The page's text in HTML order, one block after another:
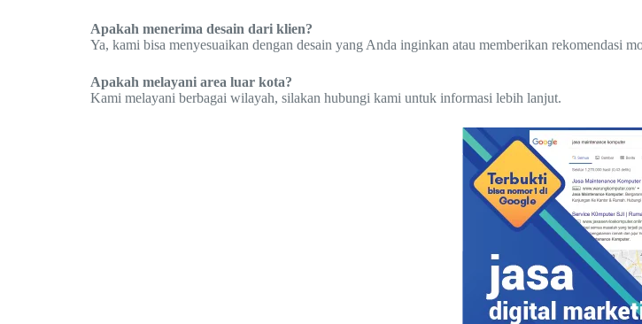
Apakah menerima desain dari klien?
Ya, kami bisa menyesuaikan dengan desain yang Anda inginkan atau memberikan rekomendasi
Apakah melayani area luar kota?
Kami melayani berbagai wilayah, silakan hubungi kami untuk informasi lebih lanjut.